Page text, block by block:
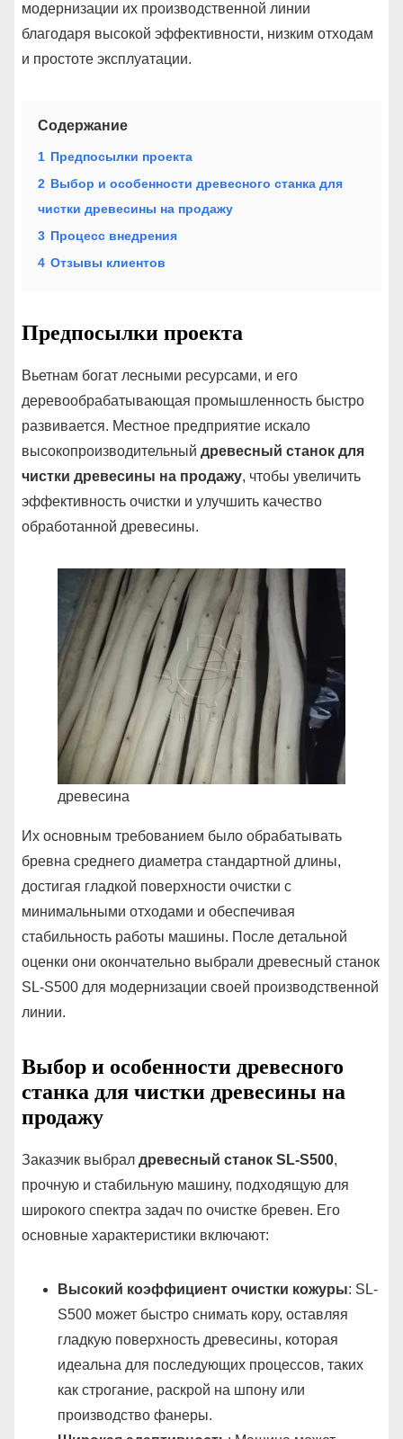
модернизации их производственной линии
благодаря высокой эффективности, низким отходам
и простоте эксплуатации.
Содержание
1 Предпосылки проекта
2 Выбор и особенности древесного станка для
чистки древесины на продажу
3 Процесс внедрения
4 Отзывы клиентов
Предпосылки проекта
Вьетнам богат лесными ресурсами, и его
деревообрабатывающая промышленность быстро
развивается. Местное предприятие искало
высокопроизводительный древесный станок для
чистки древесины на продажу, чтобы увеличить
эффективность очистки и улучшить качество
обработанной древесины.
древесина
Их основным требованием было обрабатывать
бревна среднего диаметра стандартной длины,
достигая гладкой поверхности очистки с
минимальными отходами и обеспечивая
стабильность работы машины. После детальной
оценки они окончательно выбрали древесный станок
SL-S500 для модернизации своей производственной
линии.
Выбор и особенности древесного
станка для чистки древесины на
продажу
Заказчик выбрал древесный станок SL-S500,
прочную и стабильную машину, подходящую для
широкого спектра задач по очистке бревен. Его
основные характеристики включают:
Высокий коэффициент очистки кожуры: SL-
S500 может быстро снимать кору, оставляя
гладкую поверхность древесины, которая
идеальна для последующих процессов, таких
как строгание, раскрой на шпону или
производство фанеры.